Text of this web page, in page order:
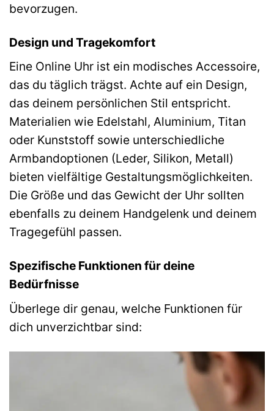
bevorzugen.
Design und Tragekomfort
Eine Online Uhr ist ein modisches Accessoire,
das du täglich trägst. Achte auf ein Design,
das deinem persönlichen Stil entspricht.
Materialien wie Edelstahl, Aluminium, Titan
oder Kunststoff sowie unterschiedliche
Armbandoptionen (Leder, Silikon, Metall)
bieten vielfältige Gestaltungsmöglichkeiten.
Die Größe und das Gewicht der Uhr sollten
ebenfalls zu deinem Handgelenk und deinem
Tragegefühl passen.
Spezifische Funktionen für deine
Bedürfnisse
Überlege dir genau, welche Funktionen für
dich unverzichtbar sind: